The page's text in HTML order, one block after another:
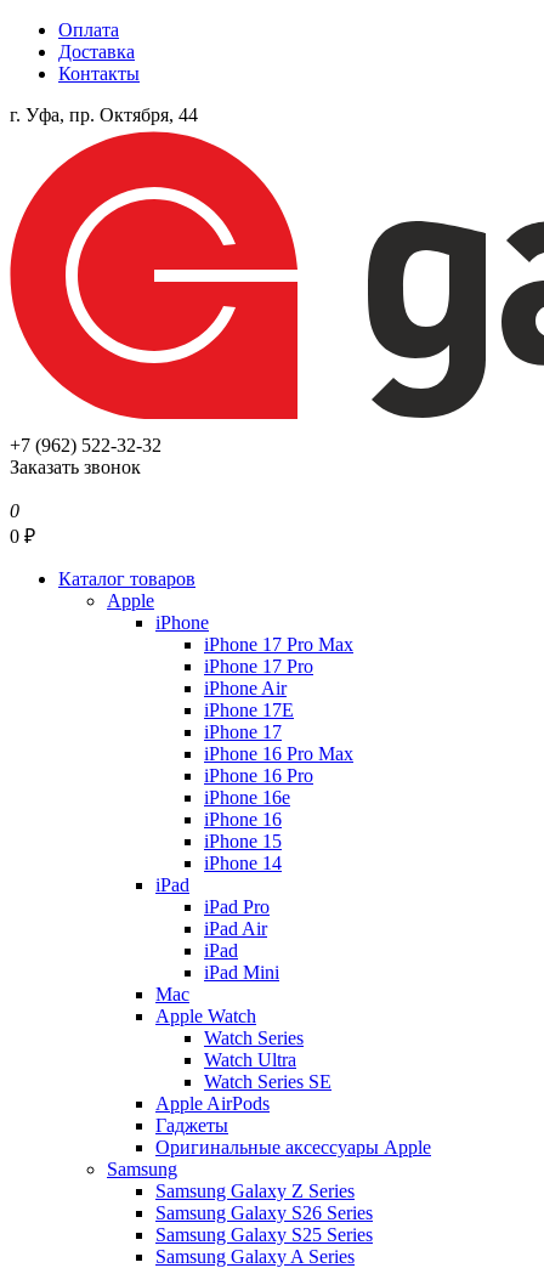
Оплата
Доставка
Контакты
г. Уфа, пр. Октября, 44
+7 (962) 522-32-32
Заказать звонок
0
0 ₽
Каталог товаров
Apple
iPhone
iPhone 17 Pro Max
iPhone 17 Pro
iPhone Air
iPhone 17E
iPhone 17
iPhone 16 Pro Max
iPhone 16 Pro
iPhone 16e
iPhone 16
iPhone 15
iPhone 14
iPad
iPad Pro
iPad Air
iPad
iPad Mini
Mac
Apple Watch
Watch Series
Watch Ultra
Watch Series SE
Apple AirPods
Гаджеты
Оригинальные аксессуары Apple
Samsung
Samsung Galaxy Z Series
Samsung Galaxy S26 Series
Samsung Galaxy S25 Series
Samsung Galaxy A Series